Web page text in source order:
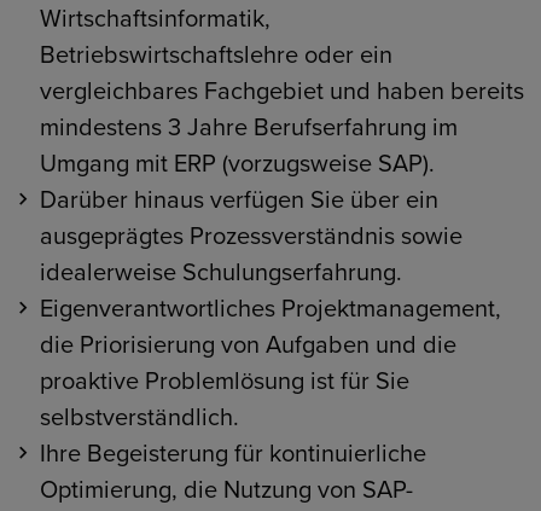
Wirtschaftsinformatik,
Betriebswirtschaftslehre oder ein
vergleichbares Fachgebiet und haben bereits
mindestens 3 Jahre Berufserfahrung im
Umgang mit ERP (vorzugsweise SAP).
Darüber hinaus verfügen Sie über ein
ausgeprägtes Prozessverständnis sowie
idealerweise Schulungserfahrung.
Eigenverantwortliches Projektmanagement,
die Priorisierung von Aufgaben und die
proaktive Problemlösung ist für Sie
selbstverständlich.
Ihre Begeisterung für kontinuierliche
Optimierung, die Nutzung von SAP-